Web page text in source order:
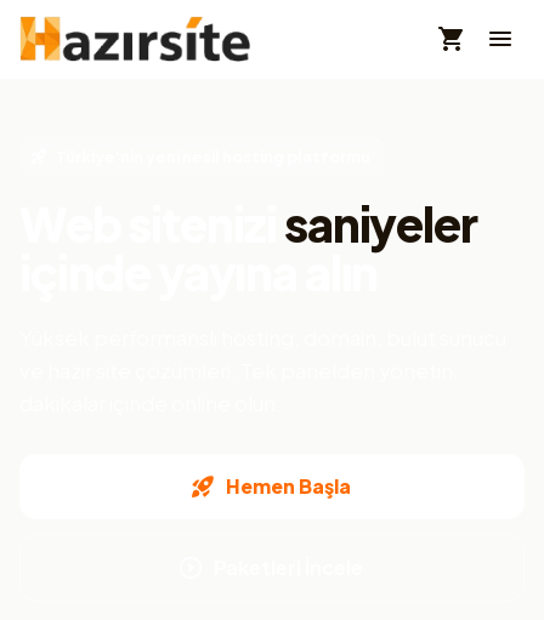
saniyeler
içinde yayına alın
Hemen Başla